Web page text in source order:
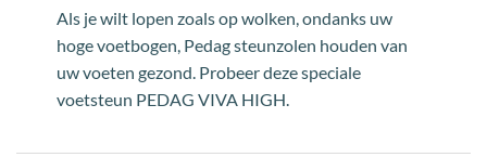
Als je wilt lopen zoals op wolken, ondanks uw
hoge voetbogen, Pedag steunzolen houden van
uw voeten gezond. Probeer deze speciale
voetsteun PEDAG VIVA HIGH.